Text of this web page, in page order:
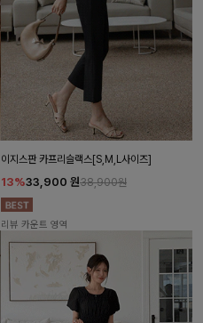
이지스판 카프리슬랙스[S,M,L사이즈]
13%33,900 원38,900원
리뷰 카운트 영역